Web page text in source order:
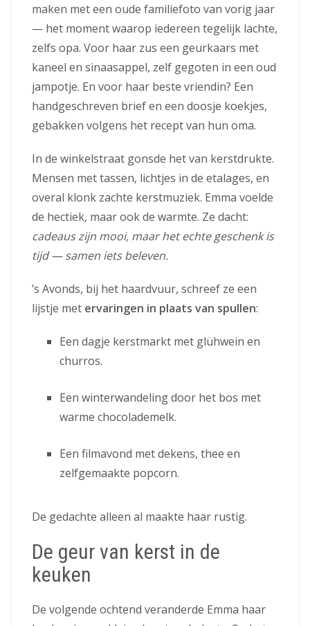
maken met een oude familiefoto van vorig jaar
— het moment waarop iedereen tegelijk lachte,
zelfs opa. Voor haar zus een geurkaars met
kaneel en sinaasappel, zelf gegoten in een oud
jampotje. En voor haar beste vriendin? Een
handgeschreven brief en een doosje koekjes,
gebakken volgens het recept van hun oma.
In de winkelstraat gonsde het van kerstdrukte.
Mensen met tassen, lichtjes in de etalages, en
overal klonk zachte kerstmuziek. Emma voelde
de hectiek, maar ook de warmte. Ze dacht:
cadeaus zijn mooi, maar het echte geschenk is
tijd — samen iets beleven.
’s Avonds, bij het haardvuur, schreef ze een
lijstje met ervaringen in plaats van spullen:
Een dagje kerstmarkt met glühwein en
churros.
Een winterwandeling door het bos met
warme chocolademelk.
Een filmavond met dekens, thee en
zelfgemaakte popcorn.
De gedachte alleen al maakte haar rustig.
De geur van kerst in de
keuken
De volgende ochtend veranderde Emma haar